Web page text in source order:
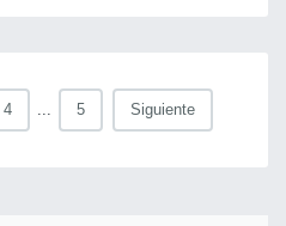
4 5 Siguiente